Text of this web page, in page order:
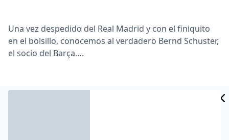
Una vez despedido del Real Madrid y con el finiquito
en el bolsillo, conocemos al verdadero Bernd Schuster,
el socio del Barça….